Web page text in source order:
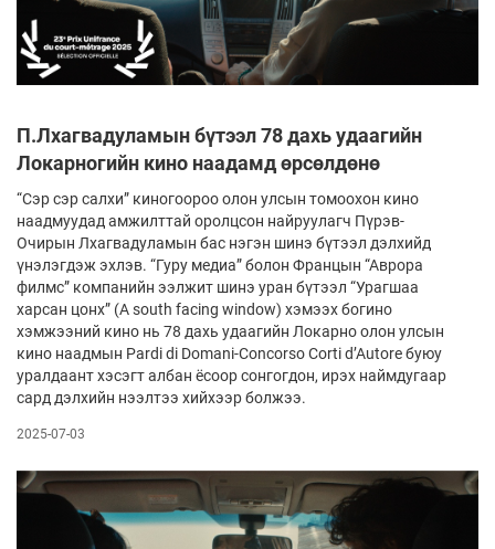
П.Лхагвадуламын бүтээл 78 дахь удаагийн
Локарногийн кино наадамд өрсөлдөнө
“Сэр сэр салхи” киногоороо олон улсын томоохон кино
наадмуудад амжилттай оролцсон найруулагч Пүрэв-
Очирын Лхагвадуламын бас нэгэн шинэ бүтээл дэлхийд
үнэлэгдэж эхлэв. “Гуру медиа” болон Францын “Аврора
филмс” компанийн ээлжит шинэ уран бүтээл “Урагшаа
харсан цонх” (A south facing window) хэмээх богино
хэмжээний кино нь 78 дахь удаагийн Локарно олон улсын
кино наадмын Pardi di Domani-Concorso Corti d’Autore буюу
уралдаант хэсэгт албан ёсоор сонгогдон, ирэх наймдугаар
сард дэлхийн нээлтээ хийхээр болжээ.
2025-07-03